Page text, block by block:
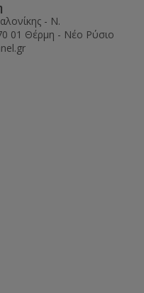
- Ν.
01 Θέρμη - Νέο Ρύσιο